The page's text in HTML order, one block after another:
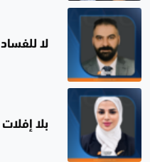
لا للفساد
بلا إفلات